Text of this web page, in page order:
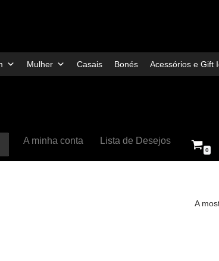
Mulher Casais Bonés Acessórios e Gift
A minha conta Lista de Desejos
0
A